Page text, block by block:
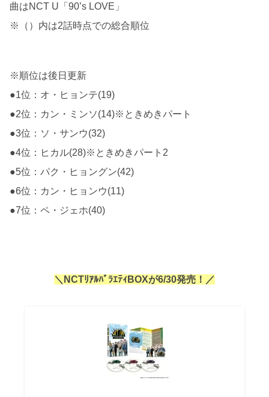
曲はNCT U「90’s LOVE」
※（）内は2話時点での総合順位
※順位は後日更新
●1位：オ・ヒョンテ(19)
●2位：カン・ミンソ(14)※ときめきパート
●3位：ソ・サンウ(32)
●4位：ヒカル(28)※ときめきパート2
●5位：パク・ヒョングン(42)
●6位：カン・ヒョンウ(11)
●7位：ペ・ジェホ(40)
＼NCTﾘｱﾙﾊﾞﾗｴﾃｨBOXが6/30発売！／